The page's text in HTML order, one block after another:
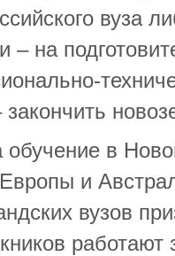
вуза
– на
закончить
обучение в
Европы и
вузов